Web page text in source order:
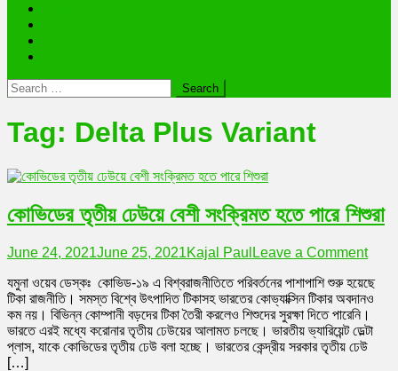
Search
for:
Tag: Delta Plus Variant
কোভিডের তৃতীয় ঢেউয়ে বেশী সংক্রিমত হতে পারে শিশুরা
June 24, 2021June 25, 2021Kajal Paul Leave a Commenton
তৃতীয়
ঢেউয়ে
হতে
যমুনা ওয়েব ডেস্কঃ কোভিড-১৯ এ বিশ্বরাজনীতিতে পরিবর্তনের পাশাপাশি শুরু হয়েছে
টিকা রাজনীতি। সমস্ত বিশ্বে উৎপাদিত টিকাসহ ভারতের কোভ্যাক্সিন টিকার অবদানও
কম নয়। বিভিন্ন কোম্পানী বড়দের টিকা তৈরী করলেও শিশুদের সুরক্ষা দিতে পারেনি।
ভারতে এরই মধ্যে করোনার তৃতীয় ঢেউয়ের আলামত চলছে। ভারতীয় ভ্যারিয়েন্ট ডেল্টা
প্লাস, যাকে কোভিডের তৃতীয় ঢেউ বলা হচ্ছে। ভারতের কেন্দ্রীয় সরকার তৃতীয় ঢেউ
[…]